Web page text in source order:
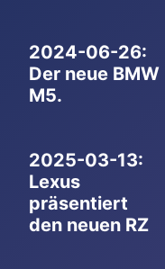
2024-06-26:
Der neue BMW
M5.
2025-03-13:
Lexus
präsentiert
den neuen RZ